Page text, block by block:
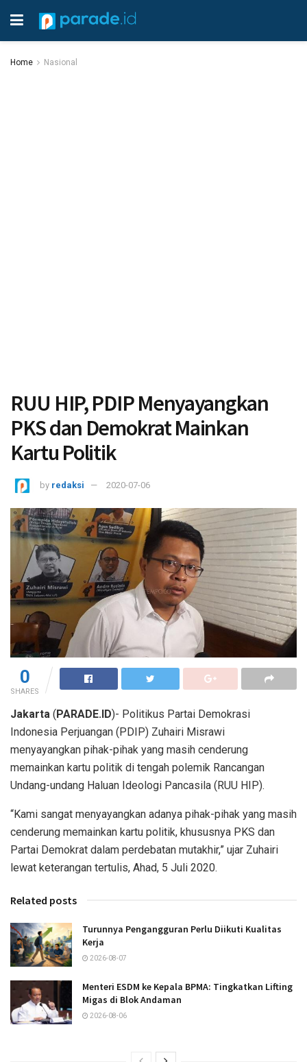
Home Nasional
RUU HIP, PDIP Menyayangkan
PKS dan Demokrat Mainkan
Kartu Politik
by redaksi 2020-07-06
0
SHARES
Jakarta (PARADE.ID)- Politikus Partai Demokrasi
Indonesia Perjuangan (PDIP) Zuhairi Misrawi
menyayangkan pihak-pihak yang masih cenderung
memainkan kartu politik di tengah polemik Rancangan
Undang-undang Haluan Ideologi Pancasila (RUU HIP).
“Kami sangat menyayangkan adanya pihak-pihak yang masih
cenderung memainkan kartu politik, khususnya PKS dan
Partai Demokrat dalam perdebatan mutakhir,” ujar Zuhairi
lewat keterangan tertulis, Ahad, 5 Juli 2020.
Related posts
Turunnya Pengangguran Perlu Diikuti Kualitas
Kerja
2026-08-07
Menteri ESDM ke Kepala BPMA: Tingkatkan Lifting
Migas di Blok Andaman
2026-08-06